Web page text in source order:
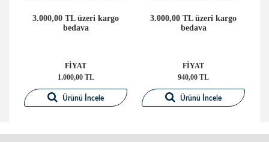
3.000,00 TL üzeri kargo
bedava
FİYAT
1.000,00 TL
Ürünü İncele
3.000,00 TL üzeri kargo
bedava
FİYAT
940,00 TL
Ürünü İncele